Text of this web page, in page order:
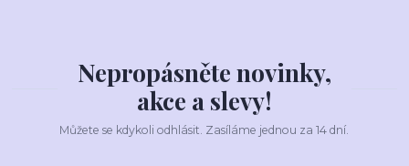
Nepropásněte novinky,
akce a slevy!
Můžete se kdykoli odhlásit. Zasíláme jednou za 14 dní.